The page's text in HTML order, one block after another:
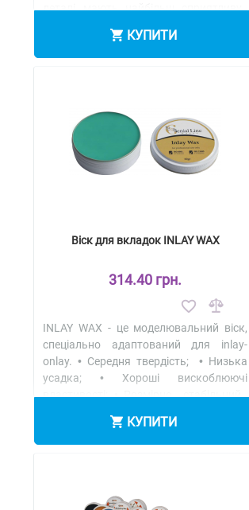
деталі мають найбільш сприятливу..
КУПИТИ
Віск для вкладок INLAY WAX
314.40 грн.
INLAY WAX - це моделювальний віск,
спеціально адаптований для inlay-
onlay. • Середня твердість; • Низька
усадка; • Хороші вискоблюючі
властивості; • Розмірно стабільний..
КУПИТИ